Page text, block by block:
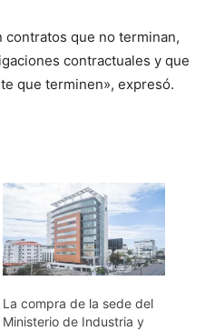
contratos que no terminan,
contractuales y que
que terminen», expresó.
La compra de la sede del
Ministerio de Industria y